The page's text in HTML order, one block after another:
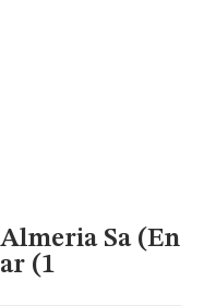
Sa (en
(1